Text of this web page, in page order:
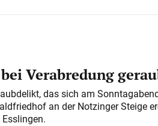
Verabredung
das sich am
an der Notzinger Steige